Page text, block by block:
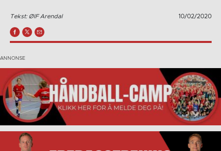
Tekst: ØIF Arendal 10/02/2020